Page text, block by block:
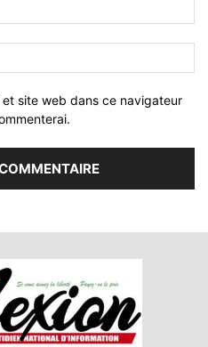
et site web dans ce navigateur